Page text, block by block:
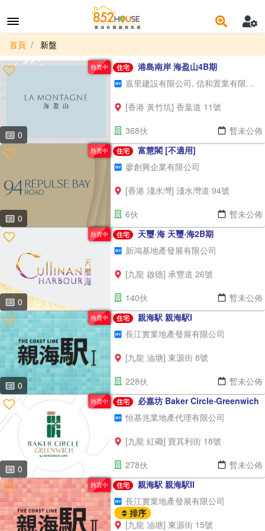
首頁 新盤
熱賣中
0
住宅
港島南岸 海盈山4B期
嘉里建設有限公司, 信和置業有限公司, 太古地產有限公司, 香港鐵路有限公司
[香港 黃竹坑] 香葉道 11號
368伙
暫未公佈
熱賣中
0
住宅
富慧閣 [不適用]
廖創興企業有限公司
[香港 淺水灣] 淺水灣道 94號
6伙
暫未公佈
熱賣中
0
住宅
天璽·海 天璽‧海2B期
新鴻基地產發展有限公司
[九龍 啟德] 承豐道 26號
140伙
暫未公佈
熱賣中
0
住宅
親海駅 親海駅I
長江實業地產發展有限公司
[九龍 油塘] 東源街 8號
228伙
暫未公佈
熱賣中
0
住宅
必嘉坊 Baker Circle‧Greenwich
恒基兆業地產代理有限公司
[九龍 紅磡] 寶其利街 18號
278伙
暫未公佈
熱賣中 住宅
親海駅 親海駅II
長江實業地產發展有限公司
[九龍 油塘] 東源街 15號
排序